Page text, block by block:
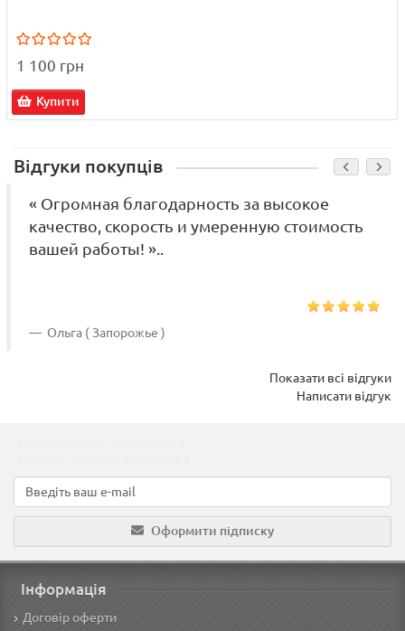
1 100 грн
Купити
Відгуки покупців
« Огромная благодарность за высокое
качество, скорость и умеренную стоимость
вашей работы! »..
Ольга ( Запорожье )
Показати всі відгуки
Написати відгук
Оформити підписку
Інформація
Договір оферти